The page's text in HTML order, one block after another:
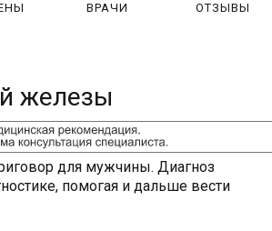
ВРАЧИ ОТЗЫВЫ
железы
для мужчины. Диагноз
помогая и дальше вести